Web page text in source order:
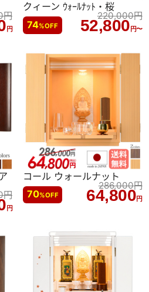
お部屋に
べます
円
円
クィーン ｳｫｰﾙﾅｯﾄ・桜
74%OFF
220,000円
52,800 円〜
円
円
コール ウォールナット
70%OFF
286,000円
64,800円